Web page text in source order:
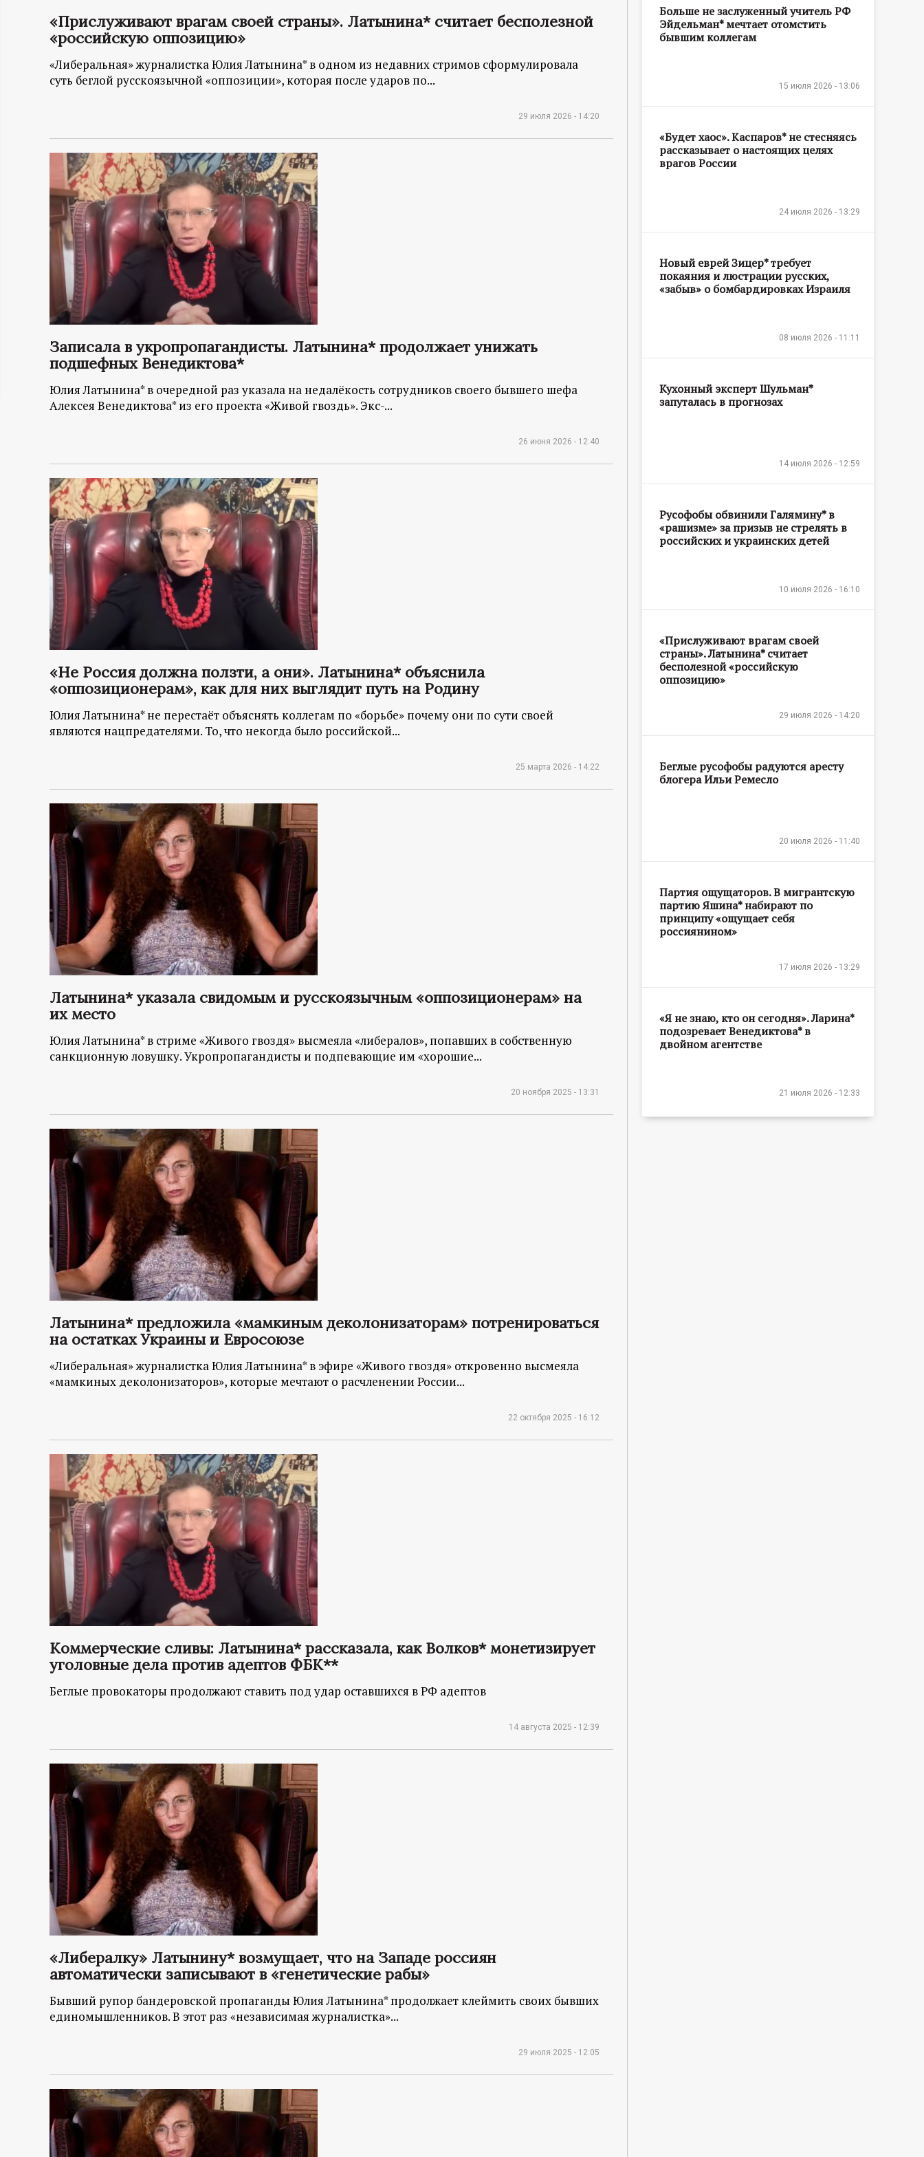
Н
-
ф
о
р
м
а
ц
и
о
н
ы
й
п
о
р
т
а
л
«Прислуживают врагам своей страны». Латынина* считает бесполезной
«российскую оппозицию»
«Либеральная» журналистка Юлия Латынина* в одном из недавних стримов сформулировала
суть беглой русскоязычной «оппозиции», которая после ударов по...
29 июля 2026 - 14:20
Записала в укропропагандисты. Латынина* продолжает унижать
подшефных Венедиктова*
Юлия Латынина* в очередной раз указала на недалёкость сотрудников своего бывшего шефа
Алексея Венедиктова* из его проекта «Живой гвоздь». Экс-...
26 июня 2026 - 12:40
«Не Россия должна ползти, а они». Латынина* объяснила
«оппозиционерам», как для них выглядит путь на Родину
Юлия Латынина* не перестаёт объяснять коллегам по «борьбе» почему они по сути своей
являются нацпредателями. То, что некогда было российской...
25 марта 2026 - 14:22
Латынина* указала свидомым и русскоязычным «оппозиционерам» на
их место
Юлия Латынина* в стриме «Живого гвоздя» высмеяла «либералов», попавших в собственную
санкционную ловушку. Укропропагандисты и подпевающие им «хорошие...
20 ноября 2025 - 13:31
Латынина* предложила «мамкиным деколонизаторам» потренироваться
на остатках Украины и Евросоюзе
«Либеральная» журналистка Юлия Латынина* в эфире «Живого гвоздя» откровенно высмеяла
«мамкиных деколонизаторов», которые мечтают о расчленении России...
22 октября 2025 - 16:12
Коммерческие сливы: Латынина* рассказала, как Волков* монетизирует
уголовные дела против адептов ФБК**
Беглые провокаторы продолжают ставить под удар оставшихся в РФ адептов
14 августа 2025 - 12:39
«Либералку» Латынину* возмущает, что на Западе россиян
автоматически записывают в «генетические рабы»
Бывший рупор бандеровской пропаганды Юлия Латынина* продолжает клеймить своих бывших
единомышленников. В этот раз «независимая журналистка»...
29 июля 2025 - 12:05
Больше не заслуженный учитель РФ
Эйдельман* мечтает отомстить
бывшим коллегам
15 июля 2026 - 13:06
«Будет хаос». Каспаров* не стесняясь
рассказывает о настоящих целях
врагов России
24 июля 2026 - 13:29
Новый еврей Зицер* требует
покаяния и люстрации русских,
«забыв» о бомбардировках Израиля
08 июля 2026 - 11:11
Кухонный эксперт Шульман*
запуталась в прогнозах
14 июля 2026 - 12:59
Русофобы обвинили Галямину* в
«рашизме» за призыв не стрелять в
российских и украинских детей
10 июля 2026 - 16:10
«Прислуживают врагам своей
страны». Латынина* считает
бесполезной «российскую
оппозицию»
29 июля 2026 - 14:20
Беглые русофобы радуются аресту
блогера Ильи Ремесло
20 июля 2026 - 11:40
Партия ощущаторов. В мигрантскую
партию Яшина* набирают по
принципу «ощущает себя
россиянином»
17 июля 2026 - 13:29
«Я не знаю, кто он сегодня». Ларина*
подозревает Венедиктова* в
двойном агентстве
21 июля 2026 - 12:33